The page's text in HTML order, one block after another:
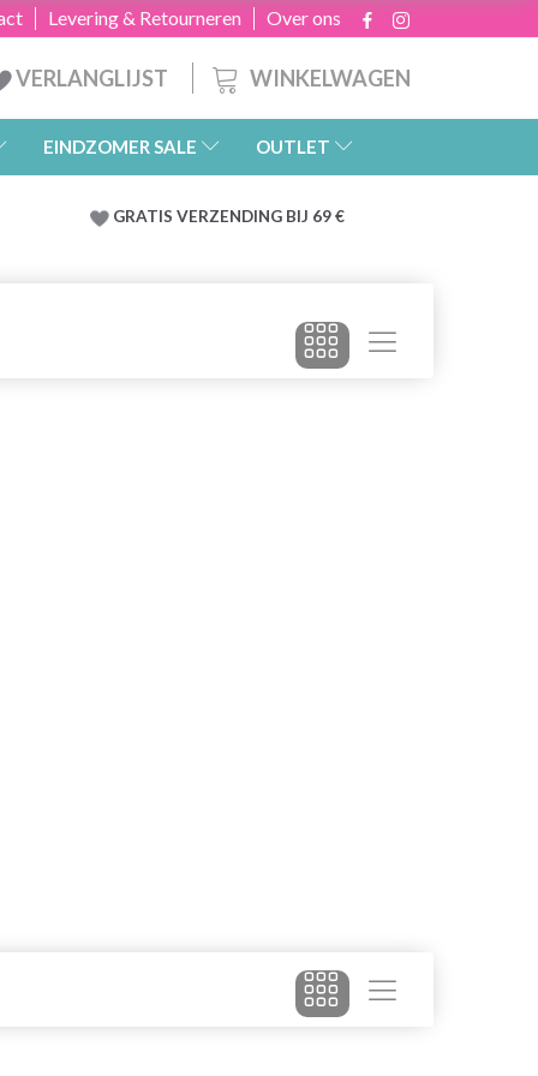
Over ons
Levering & Retourneren
WINKELWAGEN
VERLANGLIJST
EINDZOMER SALE OUTLET
GRATIS VERZENDING BIJ 69 €